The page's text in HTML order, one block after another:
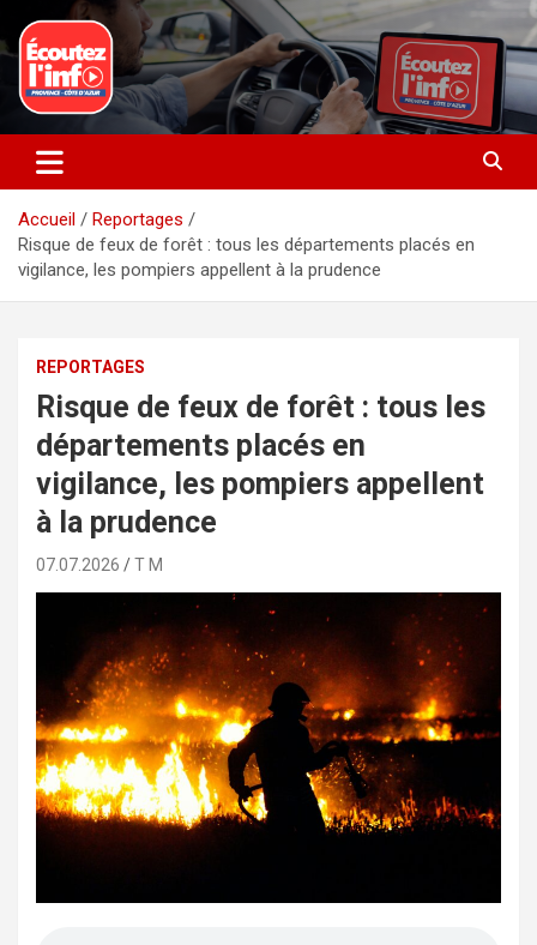
au
contenu
Ecoutez l’info
La radio du quotidien
Accueil
Reportages
Risque de feux de forêt : tous les départements placés en
vigilance, les pompiers appellent à la prudence
REPORTAGES
Risque de feux de forêt : tous les
départements placés en
vigilance, les pompiers appellent
à la prudence
07.07.2026 T M